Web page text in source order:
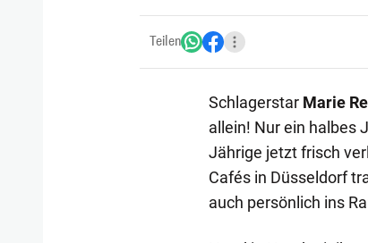
Teilen
Schlagerstar Marie
allein! Nur ein halbes
Jährige jetzt frisch
Cafés in Düsseldorf
auch persönlich ins